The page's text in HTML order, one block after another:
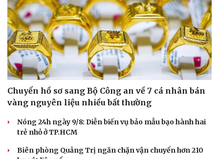
2 đối tượng lừa đảo hơn 7 tỷ đồng bằng thủ đoạn "vay
đáo hạn ngân hàng"
Tạm giam cha dượng hành hạ, bắt bé gái 11 tuổi quỳ đến
1 giờ sáng
PHÁP LUẬT